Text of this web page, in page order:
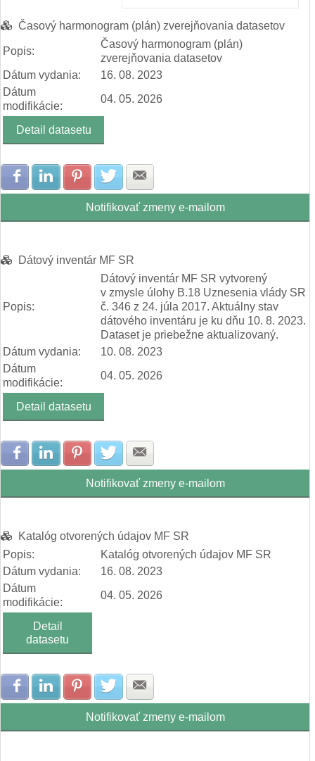
Časový harmonogram (plán) zverejňovania datasetov
Popis:
Časový harmonogram (plán)
zverejňovania datasetov
Dátum vydania:
16. 08. 2023
Dátum
modifikácie:
04. 05. 2026
Detail datasetu
Zdielať na Facebook
Zdielať na LinkedIn
Zdielať na Pinterest
Zdielať na Twitter
Notifikovať zmeny e-mailom
Dátový inventár MF SR
Popis:
Dátový inventár MF SR vytvorený
v zmysle úlohy B.18 Uznesenia vlády SR
č. 346 z 24. júla 2017. Aktuálny stav
dátového inventáru je ku dňu 10. 8. 2023.
Dataset je priebežne aktualizovaný.
Dátum vydania:
10. 08. 2023
Dátum
modifikácie:
04. 05. 2026
Detail datasetu
Zdielať na Facebook
Zdielať na LinkedIn
Zdielať na Pinterest
Zdielať na Twitter
Notifikovať zmeny e-mailom
Katalóg otvorených údajov MF SR
Popis:
Katalóg otvorených údajov MF SR
Dátum vydania:
16. 08. 2023
Dátum
modifikácie:
04. 05. 2026
Detail
datasetu
Zdielať na Facebook
Zdielať na LinkedIn
Zdielať na Pinterest
Zdielať na Twitter
Notifikovať zmeny e-mailom